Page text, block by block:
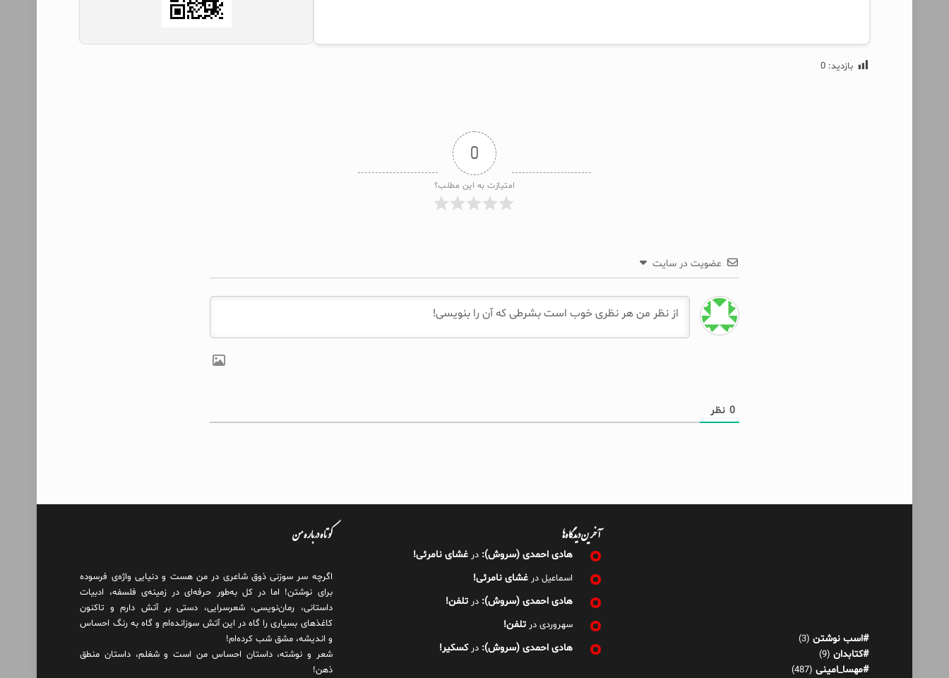
بازدید: 0
0
امتیازت به این مطلب؟
عضویت در سایت
0نظر
#اسب نوشتن (3)
#کتابدان (9)
#مهسا_امینی (487)
آخرین دیدگاه‌ها
هادی احمدی (سروش): درغشای نامرئی!
اسماعیل درغشای نامرئی!
هادی احمدی (سروش): درتلفن!
سهروردی درتلفن!
هادی احمدی (سروش): درکسکیر!
کوتاه درباره من
اگرچه سر سوزنی ذوق شاعری در من هست و دنیایی واژه‌‌ی فرسوده
برای نوشتن! اما در کل به‌طور حرفه‌ای در زمینه‌ی فلسفه، ادبیات
داستانی، رمان‌نویسی، شعرسرایی، دستی بر آتش دارم و تاکنون
کاغذهای بسیاری را گاه در این آتش سوزانده‌ام و گاه به رنگ احساس
و اندیشه، مشق شب کرده‌ام!
شعر و نوشته، داستان احساس من است و شغلم، داستان منطق
ذهن!